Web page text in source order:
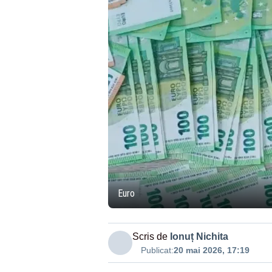
Euro
Scris de Ionuț Nichita
Publicat:20 mai 2026, 17:19